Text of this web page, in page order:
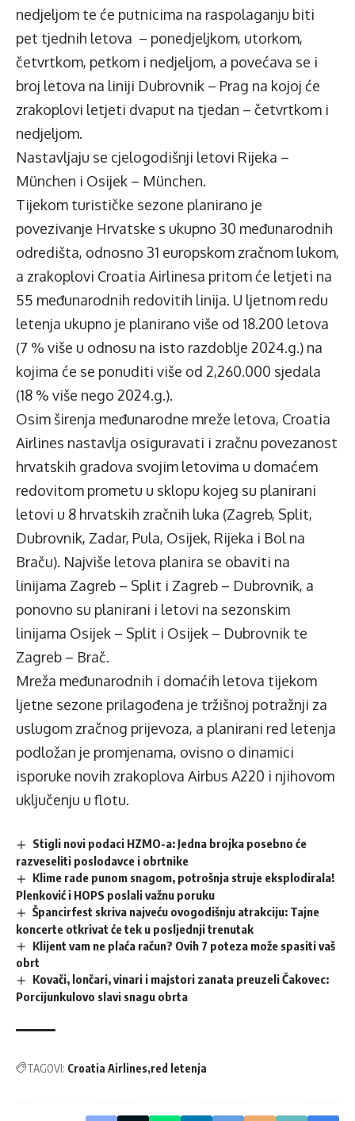
nedjeljom te će putnicima na raspolaganju biti
pet tjednih letova – ponedjeljkom, utorkom,
četvrtkom, petkom i nedjeljom, a povećava se i
broj letova na liniji Dubrovnik – Prag na kojoj će
zrakoplovi letjeti dvaput na tjedan – četvrtkom i
nedjeljom.
Nastavljaju se cjelogodišnji letovi Rijeka –
München i Osijek – München.
Tijekom turističke sezone planirano je
povezivanje Hrvatske s ukupno 30 međunarodnih
odredišta, odnosno 31 europskom zračnom lukom,
a zrakoplovi Croatia Airlinesa pritom će letjeti na
55 međunarodnih redovitih linija. U ljetnom redu
letenja ukupno je planirano više od 18.200 letova
(7 % više u odnosu na isto razdoblje 2024.g.) na
kojima će se ponuditi više od 2,260.000 sjedala
(18 % više nego 2024.g.).
Osim širenja međunarodne mreže letova, Croatia
Airlines nastavlja osiguravati i zračnu povezanost
hrvatskih gradova svojim letovima u domaćem
redovitom prometu u sklopu kojeg su planirani
letovi u 8 hrvatskih zračnih luka (Zagreb, Split,
Dubrovnik, Zadar, Pula, Osijek, Rijeka i Bol na
Braču). Najviše letova planira se obaviti na
linijama Zagreb – Split i Zagreb – Dubrovnik, a
ponovno su planirani i letovi na sezonskim
linijama Osijek – Split i Osijek – Dubrovnik te
Zagreb – Brač.
Mreža međunarodnih i domaćih letova tijekom
ljetne sezone prilagođena je tržišnoj potražnji za
uslugom zračnog prijevoza, a planirani red letenja
podložan je promjenama, ovisno o dinamici
isporuke novih zrakoplova Airbus A220 i njihovom
uključenju u flotu.
Stigli novi podaci HZMO-a: Jedna brojka posebno će
razveseliti poslodavce i obrtnike
Klime rade punom snagom, potrošnja struje eksplodirala!
Plenković i HOPS poslali važnu poruku
Špancirfest skriva najveću ovogodišnju atrakciju: Tajne
koncerte otkrivat će tek u posljednji trenutak
Klijent vam ne plaća račun? Ovih 7 poteza može spasiti vaš
obrt
Kovači, lončari, vinari i majstori zanata preuzeli Čakovec:
Porcijunkulovo slavi snagu obrta
TAGOVI: Croatia Airlines red letenja